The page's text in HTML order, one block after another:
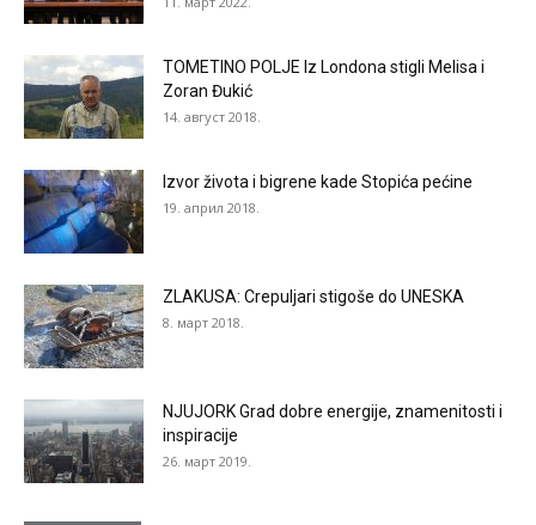
TOMETINO POLJE Iz Londona stigli Melisa i
Zoran Đukić
14. август 2018.
Izvor života i bigrene kade Stopića pećine
19. април 2018.
ZLAKUSA: Crepuljari stigoše do UNESKA
8. март 2018.
NJUJORK Grad dobre energije, znamenitosti i
inspiracije
26. март 2019.